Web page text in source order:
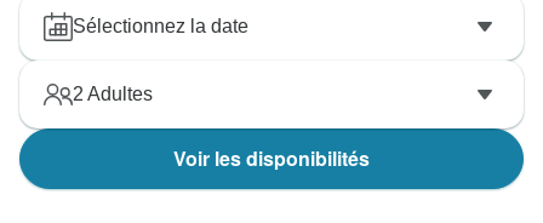
Sélectionnez la date
2 Adultes
Voir les disponibilités